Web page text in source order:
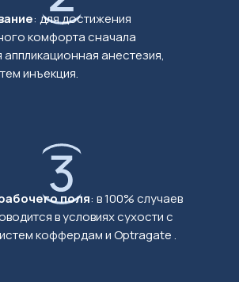
поля: в 100% случаев
в условиях сухости с
коффердам и Optragate .
: для достижения
комфорта сначала
аппликационная анестезия,
инъекция.